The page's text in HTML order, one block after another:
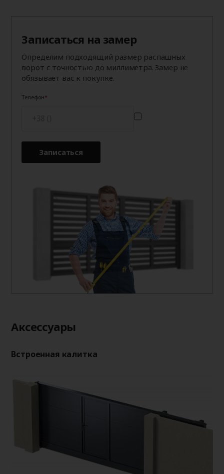
Записаться на замер
Определим подходящий размер распашных
ворот с точностью до миллиметра. Замер не
обязывает вас к покупке.
Телефон
Записаться
Аксессуары
Встроенная калитка